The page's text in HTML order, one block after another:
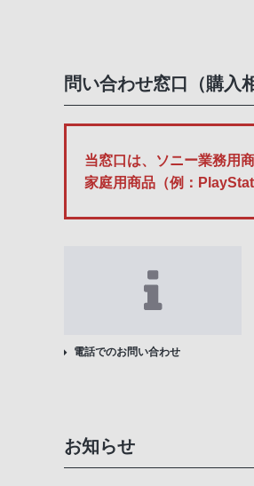
問い合わせ窓口（購入
当窓口は、ソニー業務用
家庭用商品（例：
電話でのお問い合わせ
お知らせ